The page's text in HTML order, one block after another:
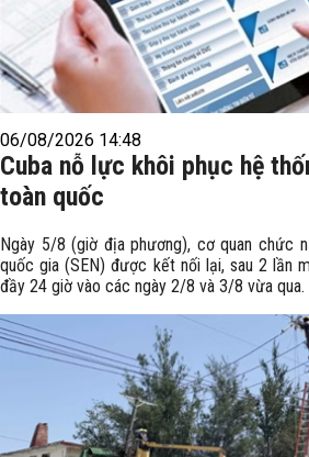
06/08/2026 14:48
Cuba nỗ lực khôi phục hệ
toàn quốc
Ngày 5/8 (giờ địa phương), cơ quan chức
quốc gia (SEN) được kết nối lại, sau 2 lần
đầy 24 giờ vào các ngày 2/8 và 3/8 vừa qua.